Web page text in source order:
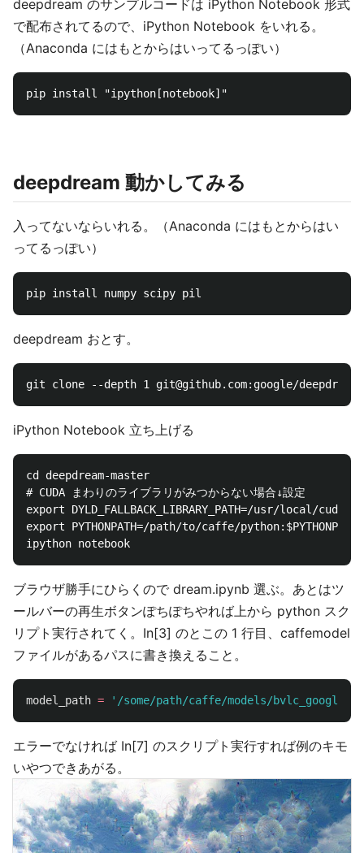
deepdream のサンプルコードは iPython Notebook 形式
で配布されてるので、iPython Notebook をいれる。
（Anaconda にはもとからはいってるっぽい）
deepdream 動かしてみる
入ってないならいれる。（Anaconda にはもとからはい
ってるっぽい）
deepdream おとす。
iPython Notebook 立ち上げる
cd deepdream-master
# CUDA まわりのライブラリがみつからない場合↓設定
export DYLD_FALLBACK_LIBRARY_PATH=/usr/local/
export PYTHONPATH=/path/to/caffe/python:$PYTHONPATH
ブラウザ勝手にひらくので dream.ipynb 選ぶ。あとはツ
ールバーの再生ボタンぽちぽちやれば上から python スク
リプト実行されてく。In[3] のとこの 1 行目、caffemodel
ファイルがあるパスに書き換えること。
model_path = ' /some/path/caffe/models/
エラーでなければ In[7] のスクリプト実行すれば例のキモ
いやつできあがる。